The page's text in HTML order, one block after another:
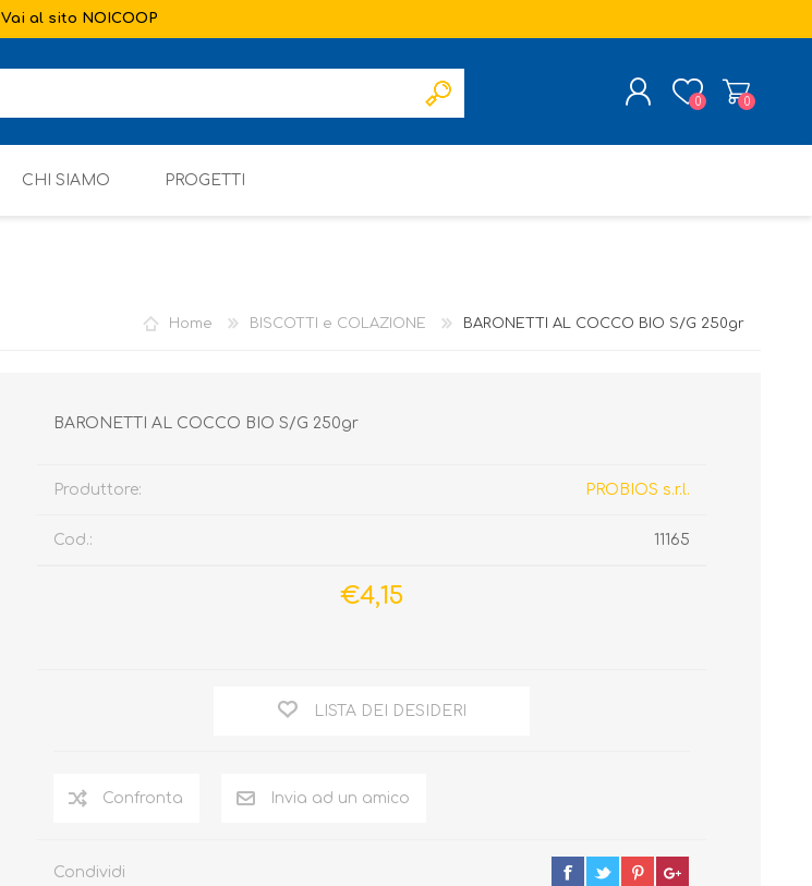
Vai al sito NOICOOP
0 0
CHI SIAMO PROGETTI
Home BISCOTTI e COLAZIONE BARONETTI AL COCCO BIO S/G 250gr
BARONETTI AL COCCO BIO S/G 250gr
Produttore: PROBIOS s.r.l.
Cod.: 11165
€4,15
LISTA DEI DESIDERI
Condividi